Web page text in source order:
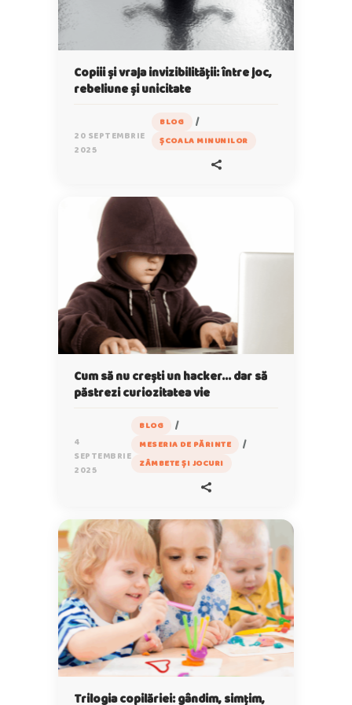
Copiii și vraja invizibilității: între joc,
rebeliune și unicitate
20 SEPTEMBRIE
2025
BLOG /
ȘCOALA MINUNILOR
Cum să nu crești un hacker… dar să
păstrezi curiozitatea vie
4
SEPTEMBRIE
2025
BLOG /
MESERIA DE PĂRINTE /
ZÂMBETE ȘI JOCURI
Trilogia copilăriei: gândim, simțim,